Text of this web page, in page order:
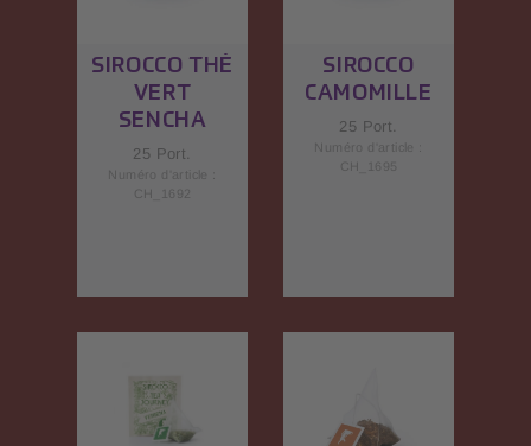
SIROCCO THÉ
VERT
SENCHA
25 Port.
Numéro d'article :
CH_1692
SIROCCO
CAMOMILLE
25 Port.
Numéro d'article :
CH_1695